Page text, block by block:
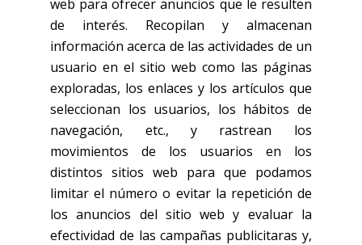
web para ofrecer anuncios que le resulten
de interés. Recopilan y almacenan
información acerca de las actividades de un
usuario en el sitio web como las páginas
exploradas, los enlaces y los artículos que
seleccionan los usuarios, los hábitos de
navegación, etc., y rastrean los
movimientos de los usuarios en los
distintos sitios web para que podamos
limitar el número o evitar la repetición de
los anuncios del sitio web y evaluar la
efectividad de las campañas publicitaras y,